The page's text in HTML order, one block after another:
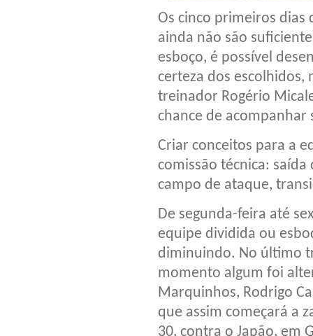
Os cinco primeiros dias
ainda não são
esboço, é possível
certeza dos escolhidos,
treinador Rogério
chance de acompanhar
Criar conceitos para a
comissão técnica:
campo de ataque,
De segunda-feira até
equipe dividida ou
diminuindo. No último
momento algum foi
Marquinhos, Rodrigo
que assim começará a
30, contra o Japão, em